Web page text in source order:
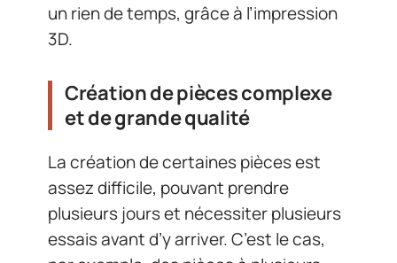
un rien de temps, grâce à l’impression
3D.
Création de pièces complexe
et de grande qualité
La création de certaines pièces est
assez difficile, pouvant prendre
plusieurs jours et nécessiter plusieurs
essais avant d’y arriver. C’est le cas,